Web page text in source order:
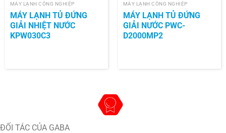
MÁY LẠNH CÔNG NGHIỆP
MÁY LẠNH TỦ ĐỨNG
GIẢI NHIỆT NƯỚC
KPW030C3
MÁY LẠNH CÔNG NGHIỆP
MÁY LẠNH TỦ ĐỨNG
GIẢI NƯỚC PWC-
D2000MP2
ĐỐI TÁC CỦA GABA